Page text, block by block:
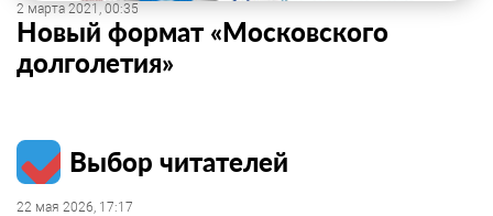
2 марта 2021, 00:35
Новый формат «Московского
долголетия»
Выбор читателей
22 мая 2026, 17:17